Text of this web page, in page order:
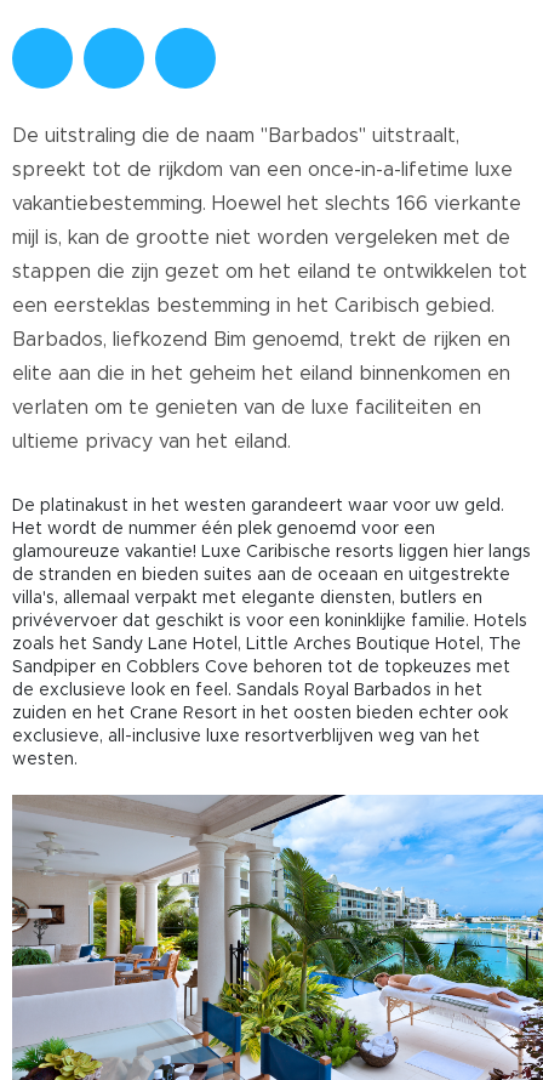
De uitstraling die de naam "Barbados" uitstraalt,
spreekt tot de rijkdom van een once-in-a-lifetime luxe
vakantiebestemming. Hoewel het slechts 166 vierkante
mijl is, kan de grootte niet worden vergeleken met de
stappen die zijn gezet om het eiland te ontwikkelen tot
een eersteklas bestemming in het Caribisch gebied.
Barbados, liefkozend Bim genoemd, trekt de rijken en
elite aan die in het geheim het eiland binnenkomen en
verlaten om te genieten van de luxe faciliteiten en
ultieme privacy van het eiland.
De platinakust in het westen garandeert waar voor uw geld.
Het wordt de nummer één plek genoemd voor een
glamoureuze vakantie! Luxe Caribische resorts liggen hier langs
de stranden en bieden suites aan de oceaan en uitgestrekte
villa's, allemaal verpakt met elegante diensten, butlers en
privévervoer dat geschikt is voor een koninklijke familie. Hotels
zoals het Sandy Lane Hotel, Little Arches Boutique Hotel, The
Sandpiper en Cobblers Cove behoren tot de topkeuzes met
de exclusieve look en feel. Sandals Royal Barbados in het
zuiden en het Crane Resort in het oosten bieden echter ook
exclusieve, all-inclusive luxe resortverblijven weg van het
westen.